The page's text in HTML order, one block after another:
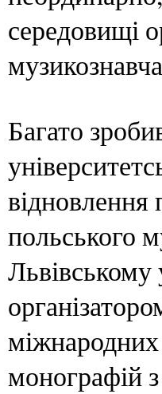
середовищі
Багато
відновлення
польського
Львівському
міжнародних
монографій